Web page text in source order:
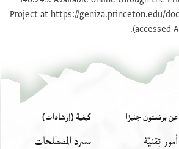
Project athttps://geniza.princeton.edu/
(accessed
عن برنستون جنيزا
أمور تِقنيّة
كيفية (إرشادات)
مسرد المصطلحات